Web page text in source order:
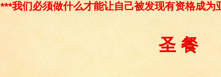
***我们必须做什么才能让自己被发现有资格成为
圣 餐